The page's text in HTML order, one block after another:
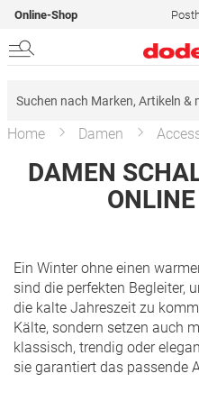
Online-Shop
Home Damen
DAMEN
Ein Winter ohne einen
sind die perfekten Begleiter,
die kalte Jahreszeit zu
Kälte, sondern setzen auch
klassisch, trendig oder
sie garantiert das passende